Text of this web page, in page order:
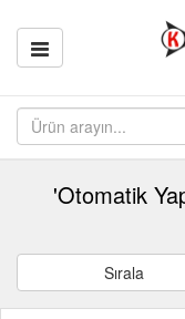
'Otomatik
Sırala